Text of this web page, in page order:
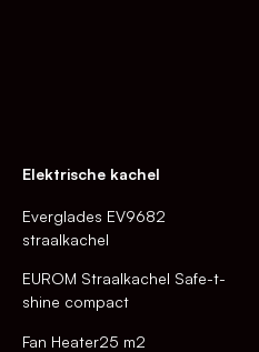
Elektrische kachel
Everglades EV9682
straalkachel
EUROM Straalkachel Safe-t-
shine compact
Fan Heater25 m2